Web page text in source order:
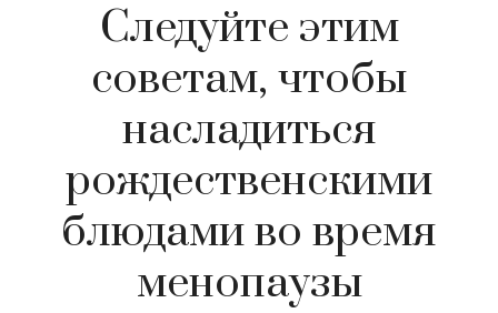
Следуйте этим
советам, чтобы
насладиться
рождественскими
блюдами во время
менопаузы